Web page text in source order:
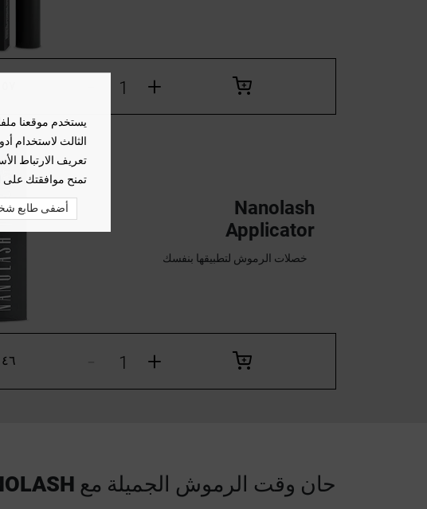
+
Nanolash
Applicator
خصلات الرموش لتطبيقها بنفسك
٤٦ د.إ.‏ +
حان وقت الرموش الجميلة مع
يستخدم موقعنا
الثالث لاستخدام
تعريف الارتباط
تمنح موافقتك على
أضفى طابع